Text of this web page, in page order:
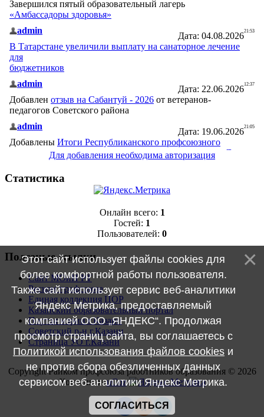
Для добавления необходима авторизация
Статистика
Онлайн всего: 1
Гостей: 1
Пользователей: 0
Полезные ссылки
Сайт МОиН РТ
Реском профсоюза
Единая коллекция ЦОР
Казанский образовательный портал
Портал мэрии г.Казани
Советский р-н г.Казани
Страница УО г.Казани
Copyright Райком профсоюза работников образования © 2026
Хостинг отuCoz
Этот сайт использует файлы cookies для
более комфортной работы пользователя.
Также сайт использует сервис веб-аналитики
Яндекс Метрика, предоставляемый
компанией ООО „ЯНДЕКС“. Продолжая
просмотр страниц сайта, вы соглашаетесь с
Политикой использования файлов cookies и
не против сбора обезличенных данных
сервисом веб-аналитики Яндекс Метрика.
СОГЛАСИТЬСЯ